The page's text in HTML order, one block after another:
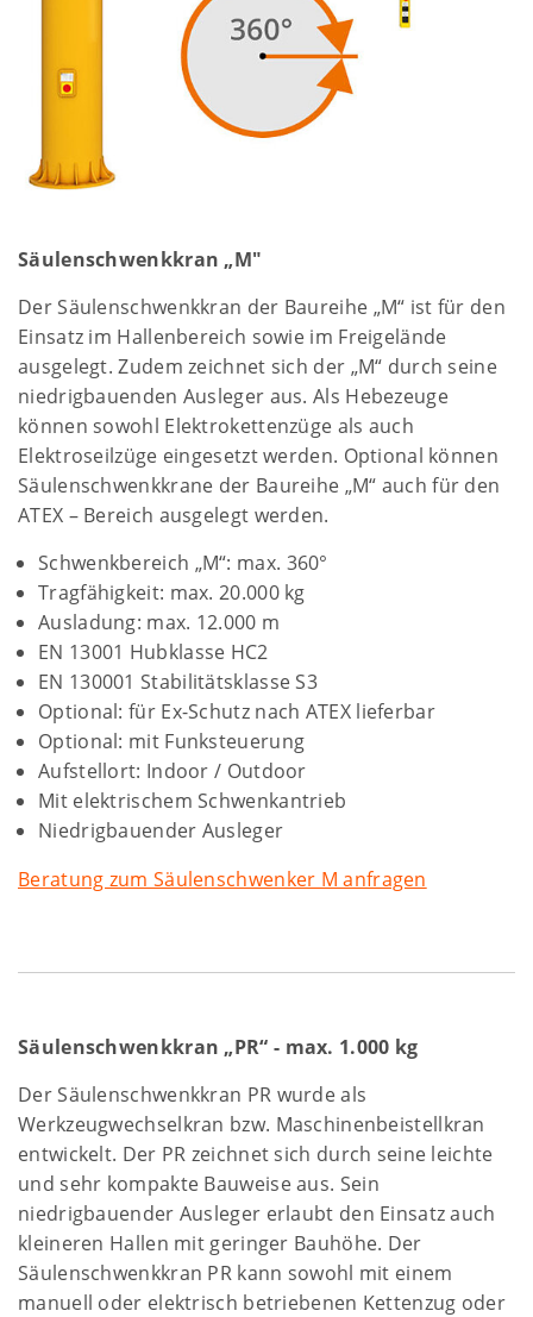
Säulenschwenkkran „M"
Der Säulenschwenkkran der Baureihe „M“ ist für den
Einsatz im Hallenbereich sowie im Freigelände
ausgelegt. Zudem zeichnet sich der „M“ durch seine
niedrigbauenden Ausleger aus. Als Hebezeuge
können sowohl Elektrokettenzüge als auch
Elektroseilzüge eingesetzt werden. Optional können
Säulenschwenkkrane der Baureihe „M“ auch für den
ATEX – Bereich ausgelegt werden.
Schwenkbereich „M“: max. 360°
Tragfähigkeit: max. 20.000 kg
Ausladung: max. 12.000 m
EN 13001 Hubklasse HC2
EN 130001 Stabilitätsklasse S3
Optional: für Ex-Schutz nach ATEX lieferbar
Optional: mit Funksteuerung
Aufstellort: Indoor / Outdoor
Mit elektrischem Schwenkantrieb
Niedrigbauender Ausleger
Beratung zum Säulenschwenker M anfragen
Säulenschwenkkran „PR“ - max. 1.000 kg
Der Säulenschwenkkran PR wurde als
Werkzeugwechselkran bzw. Maschinenbeistellkran
entwickelt. Der PR zeichnet sich durch seine leichte
und sehr kompakte Bauweise aus. Sein
niedrigbauender Ausleger erlaubt den Einsatz auch
kleineren Hallen mit geringer Bauhöhe. Der
Säulenschwenkkran PR kann sowohl mit einem
manuell oder elektrisch betriebenen Kettenzug oder